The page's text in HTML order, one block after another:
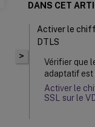
>
DANS CET
Activer le
DTLS
Vérifier que
adaptatif est
Activer le
SSL sur le